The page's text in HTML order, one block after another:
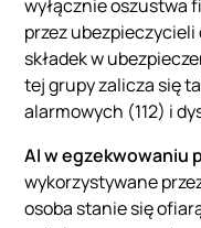
wyłącznie oszustwa
przez
składek w
tej grupy zalicza się
alarmowych (112) i
AI w egzekwowaniu
wykorzystywane
osoba stanie się